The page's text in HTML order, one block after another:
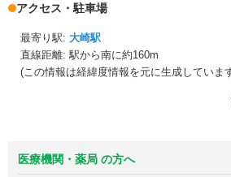
アクセス・駐車場
最寄り駅: 大崎駅
直線距離: 駅から南に約160m
(この情報は経緯度情報を元に生成していま
医療機関・薬局 の方へ